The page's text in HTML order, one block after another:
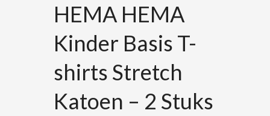
HEMA HEMA
Kinder Basis T-
shirts Stretch
Katoen – 2 Stuks